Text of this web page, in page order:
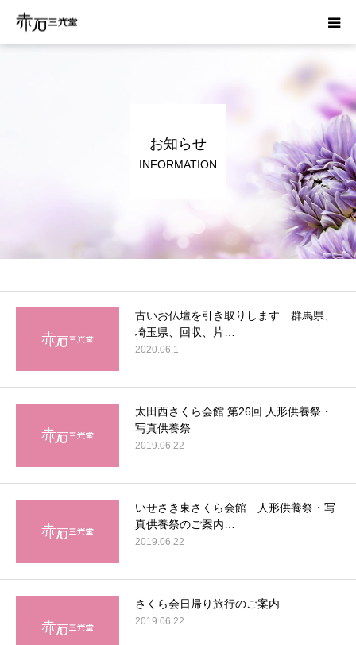
お知らせ
INFORMATION
古いお仏壇を引き取りします 群馬県、
埼玉県、回収、片…
2020.06.1
太田西さくら会館 第26回 人形供養祭・
写真供養祭
2019.06.22
いせさき東さくら会館 人形供養祭・写
真供養祭のご案内…
2019.06.22
さくら会日帰り旅行のご案内
2019.06.22
資料請求